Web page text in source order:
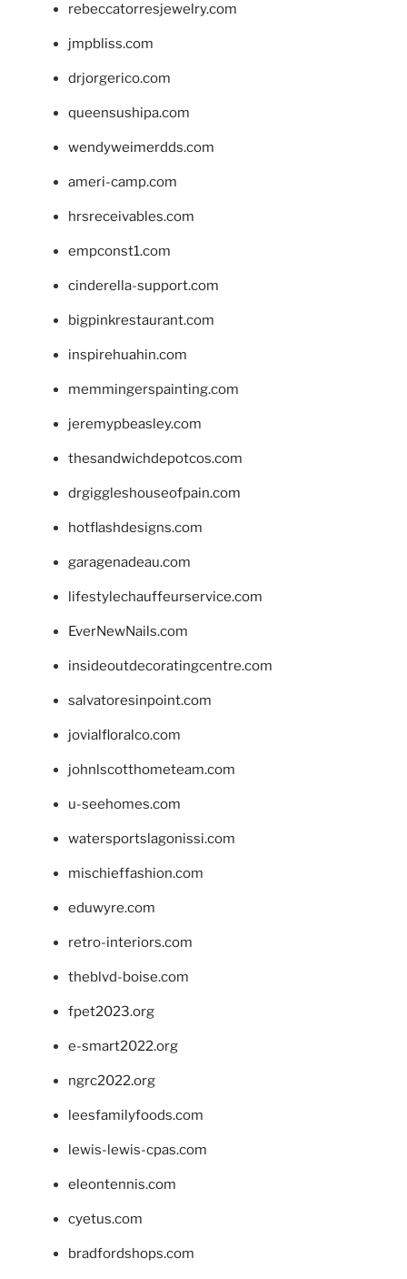
rebeccatorresjewelry.com
jmpbliss.com
drjorgerico.com
queensushipa.com
wendyweimerdds.com
ameri-camp.com
hrsreceivables.com
empconst1.com
cinderella-support.com
bigpinkrestaurant.com
inspirehuahin.com
memmingerspainting.com
jeremypbeasley.com
thesandwichdepotcos.com
drgiggleshouseofpain.com
hotflashdesigns.com
garagenadeau.com
lifestylechauffeurservice.com
EverNewNails.com
insideoutdecoratingcentre.com
salvatoresinpoint.com
jovialfloralco.com
johnlscotthometeam.com
u-seehomes.com
watersportslagonissi.com
mischieffashion.com
eduwyre.com
retro-interiors.com
theblvd-boise.com
fpet2023.org
e-smart2022.org
ngrc2022.org
leesfamilyfoods.com
lewis-lewis-cpas.com
eleontennis.com
cyetus.com
bradfordshops.com